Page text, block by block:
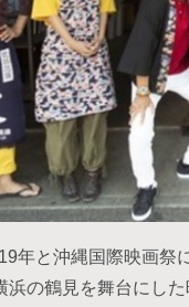
年と沖縄国際映画
浜の鶴見を舞台にし